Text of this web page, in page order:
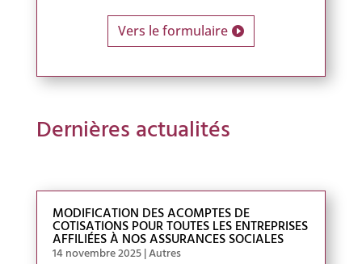
Vers le formulaire
Dernières actualités
MODIFICATION DES ACOMPTES DE
COTISATIONS POUR TOUTES LES ENTREPRISES
AFFILIÉES À NOS ASSURANCES SOCIALES
14 novembre 2025|Autres